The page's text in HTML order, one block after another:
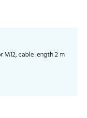
cable length 2 m